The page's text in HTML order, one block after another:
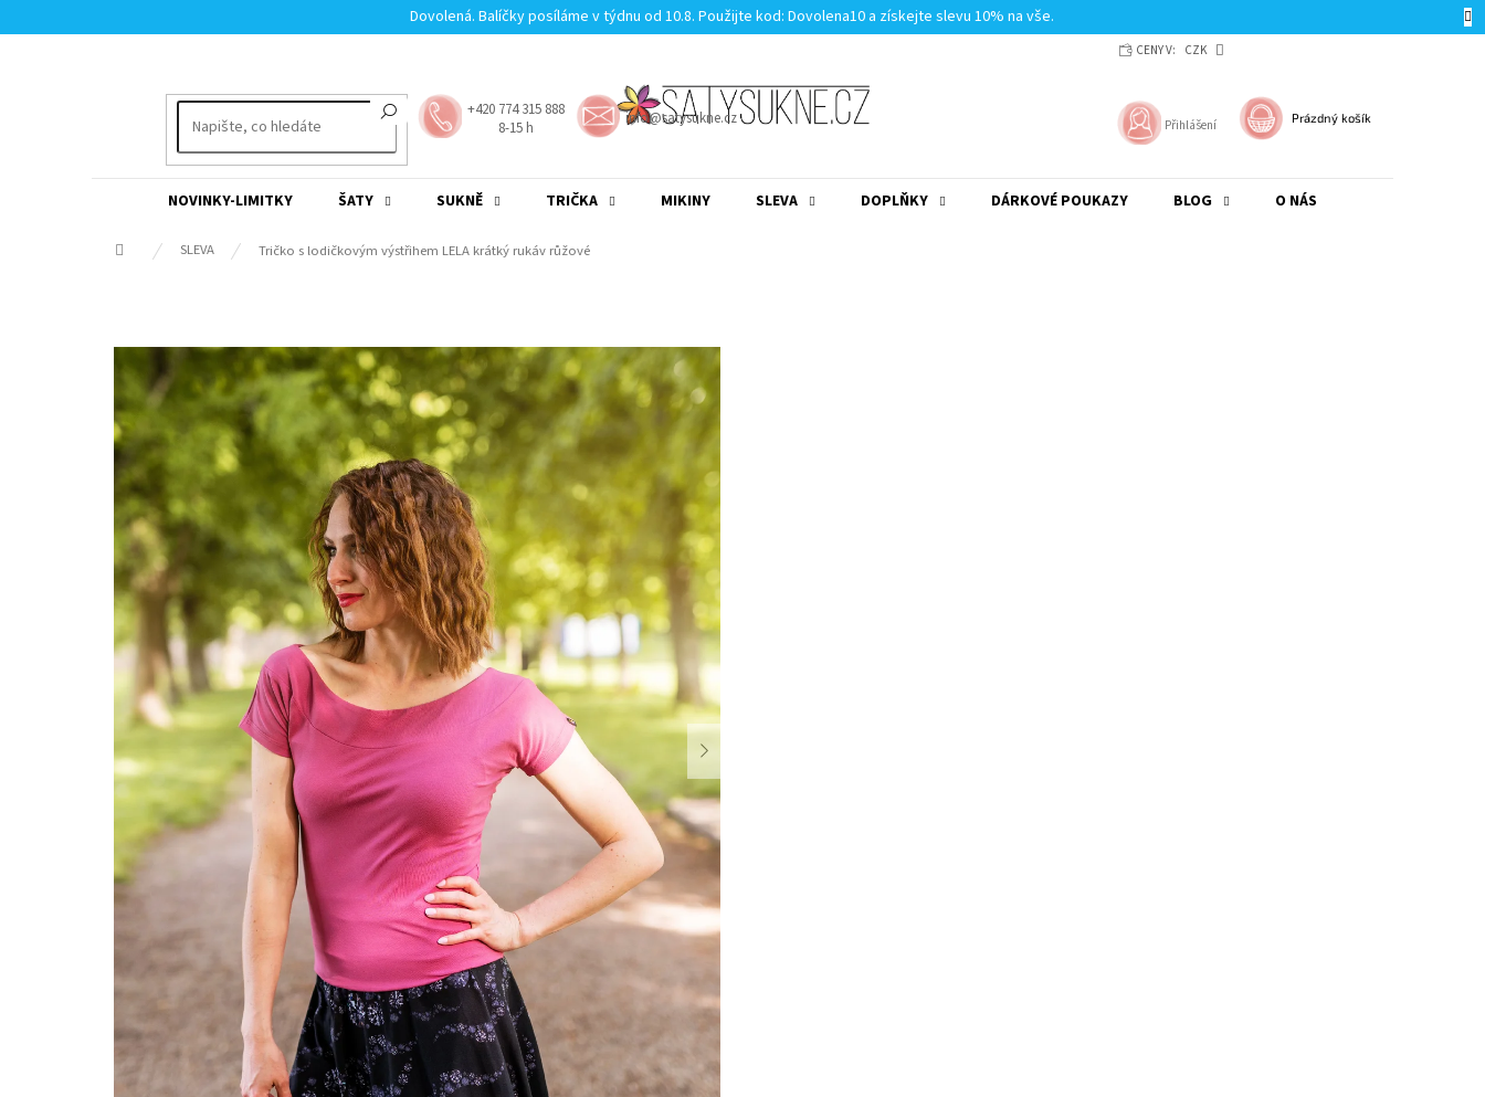
na
Dovolená. Balíčky posíláme v týdnu od 10.8. Použijte kod: Dovolena10 a získejte slevu 10% na vše.
CENY V: CZK
Přihlášení
+420 774 315 888
8-15 h
info@satysukne.cz Prázdný košík
NOVINKY-LIMITKY ŠATY SUKNĚ TRIČKA MIKINY SLEVA DOPLŇKY DÁRKOVÉ POUKAZY BLOG O NÁS
Domů SLEVA Tričko s lodičkovým výstřihem LELA krátký rukáv růžové